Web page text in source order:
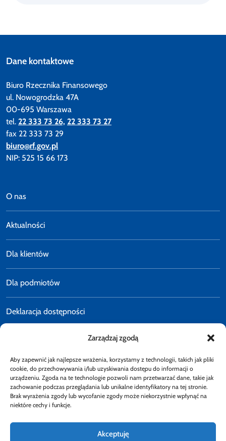
Zarządzaj zgodą
Aby zapewnić jak najlepsze wrażenia, korzystamy z technologii, takich jak pliki
cookie, do przechowywania i/lub uzyskiwania dostępu do informacji o
urządzeniu. Zgoda na te technologie pozwoli nam przetwarzać dane, takie jak
zachowanie podczas przeglądania lub unikalne identyfikatory na tej stronie.
Brak wyrażenia zgody lub wycofanie zgody może niekorzystnie wpłynąć na
niektóre cechy i funkcje.
Akceptuję
Dane kontaktowe
Biuro Rzecznika Finansowego
ul. Nowogrodzka 47A
00-695 Warszawa
tel. 22 333 73 26, 22 333 73 27
fax 22 333 73 29
biuro@rf.gov.pl
NIP: 525 15 66 173
O nas
Aktualności
Dla klientów
Dla podmiotów
Deklaracja dostępności
E-faktury
Dostępność